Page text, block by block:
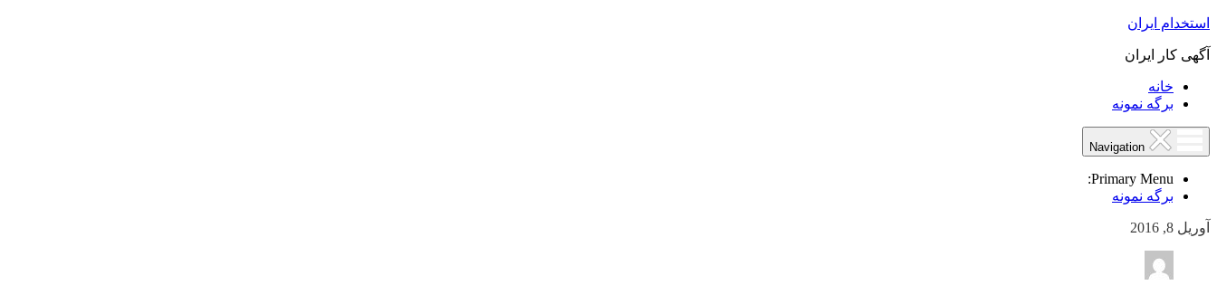
استخدام ایران
آگهی کار ایران
خانه
برگه نمونه
Primary Menu:
برگه نمونه
آوریل 8, 2016